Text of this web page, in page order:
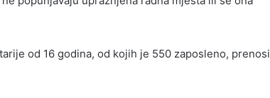
od 16 godina, od kojih je 550 zaposleno, prenosi